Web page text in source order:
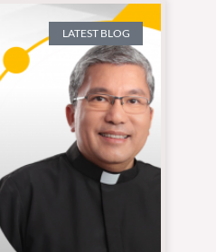
LATEST BLOG